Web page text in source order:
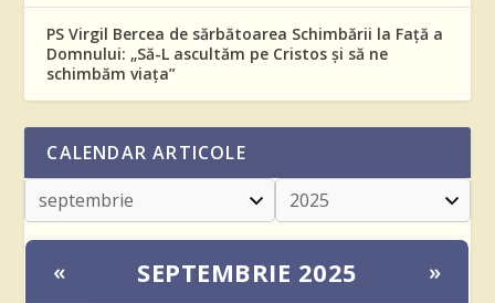
PS Virgil Bercea de sărbătoarea Schimbării la Față a
Domnului: „Să-L ascultăm pe Cristos și să ne
schimbăm viața”
CALENDAR ARTICOLE
« SEPTEMBRIE 2025 »